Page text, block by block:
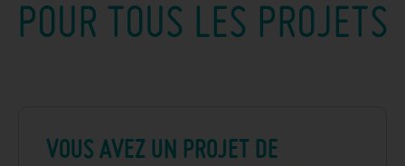
POUR TOUS LES PROJETS
VOUS AVEZ UN PROJET DE